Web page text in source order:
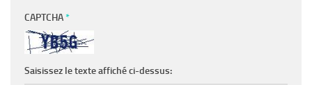
CAPTCHA*
Saisissez le texte affiché ci-dessus: